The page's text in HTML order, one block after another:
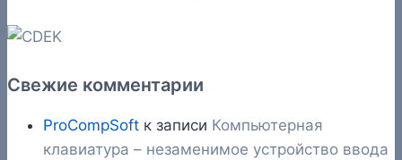
Свежие комментарии
ProCompSoft к записи Компьютерная
клавиатура – незаменимое устройство ввода